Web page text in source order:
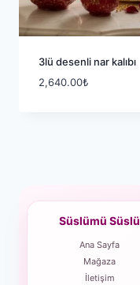
3lü desenli nar kalıbı
2,640.00₺
Süslümü Süslü
Ana Sayfa
Mağaza
İletişim